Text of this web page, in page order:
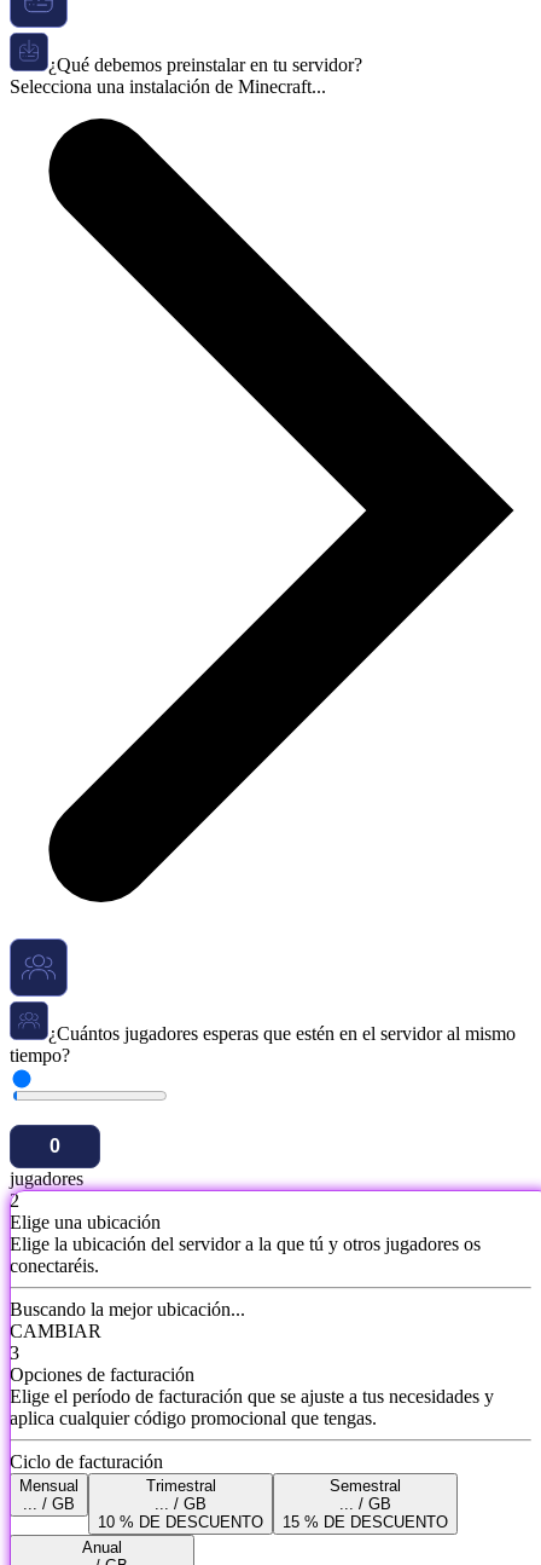
¿Qué debemos preinstalar en tu servidor?
Selecciona una instalación de Minecraft...
¿Cuántos jugadores esperas que estén en el servidor al mismo
tiempo?
jugadores
2
Elige una ubicación
Elige la ubicación del servidor a la que tú y otros jugadores os
conectaréis.
Buscando la mejor ubicación...
CAMBIAR
3
Opciones de facturación
Elige el período de facturación que se ajuste a tus necesidades y
aplica cualquier código promocional que tengas.
Ciclo de facturación
Mensual
... / GB
Trimestral
... / GB
10 % DE DESCUENTO
Semestral
... / GB
15 % DE DESCUENTO
Anual